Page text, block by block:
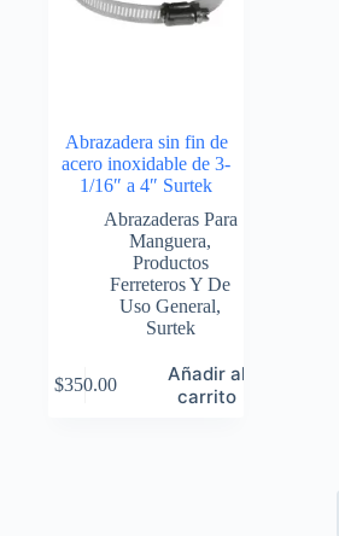
Abrazadera sin fin de
acero inoxidable de 3-
1/16″ a 4″ Surtek
Abrazaderas Para
Manguera,
Productos
Ferreteros Y De
Uso General,
Surtek
$350.00
Añadir al
carrito